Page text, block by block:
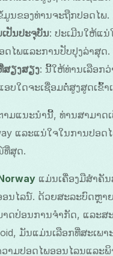
ມູນຂອງທ່ານຈະຖືກປອດໄພ.
ປັນປະຈຸບັນ: ປະເມີນໃຫ້ແນ່
ດໄພແລະການປັບປຸງລ່າສຸດ.
ສຽງສຽງ: ນີ້ໃຫ້ທ່ານເລືອກ
ບໃດຈະເຊື່ອມຕໍ່ສູງສູດເຂົ້າ
າມແນະນຳນີ້, ທ່ານສາມາດ
ແລະແນ່ໃຈໃນການປອດ
ທີ່ສຸດ.
ແມ່ນເຄື່ອງມືສຳຄັ
ອນໄລນ໌. ດ້ວຍສະລະບົດຫຼາ
າດປ່ອນການຈຳກັດ, ແລະສ
ມັນແມ່ນເລືອກທີ່ສະເພາ
ວາມປອດໄພອອນໄລນແລະ